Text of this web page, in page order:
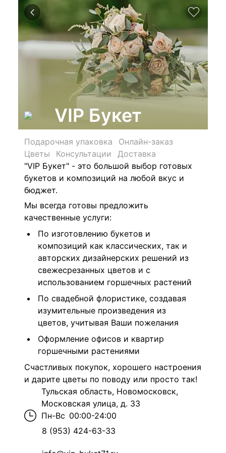
VIP Букет
Подарочная упаковка
Онлайн-заказ
Цветы
Консультации
Доставка
"VIP Букет" - это большой выбор готовых
букетов и композиций на любой вкус и
бюджет.
Мы всегда готовы предложить
качественные услуги:
По изготовлению букетов и
композиций как классических, так и
авторских дизайнерских решений из
свежесрезанных цветов и с
использованием горшечных растений
По свадебной флористике, создавая
изумительные произведения из
цветов, учитывая Ваши пожелания
Оформление офисов и квартир
горшечными растениями
Счастливых покупок, хорошего настроения
и дарите цветы по поводу или просто так!
Тульская область, Новомосковск,
Московская улица, д. 33
Пн-Вс 00:00-24:00
8 (953) 424-63-33